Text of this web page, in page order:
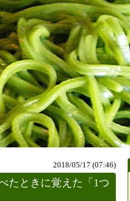
2018/05/17 (07:46)
たときに覚えた「1つ